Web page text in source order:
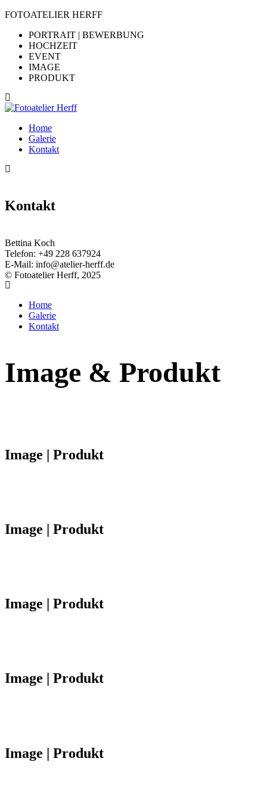
FOTOATELIER HERFF
PORTRAIT | BEWERBUNG
HOCHZEIT
EVENT
IMAGE
PRODUKT
Home
Galerie
Kontakt
Kontakt
Bettina Koch
Telefon: +49 228 637924
E-Mail: info@atelier-herff.de
© Fotoatelier Herff, 2025
Home
Galerie
Kontakt
Image & Produkt
Image | Produkt
Image | Produkt
Image | Produkt
Image | Produkt
Image | Produkt